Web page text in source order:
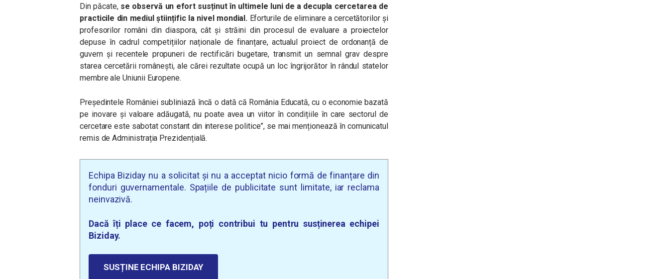
Din păcate, se observă un efort susținut în ultimele luni de a decupla cercetarea de
practicile din mediul științific la nivel mondial. Eforturile de eliminare a cercetătorilor și
profesorilor români din diaspora, cât și străini din procesul de evaluare a proiectelor
depuse în cadrul competițiilor naționale de finanțare, actualul proiect de ordonanță de
guvern și recentele propuneri de rectificări bugetare, transmit un semnal grav despre
starea cercetării românești, ale cărei rezultate ocupă un loc îngrijorător în rândul statelor
membre ale Uniunii Europene.
Președintele României subliniază încă o dată că România Educată, cu o economie bazată
pe inovare și valoare adăugată, nu poate avea un viitor în condițiile în care sectorul de
cercetare este sabotat constant din interese politice”, se mai menționează în comunicatul
remis de Administrația Prezidențială.
Echipa Biziday nu a solicitat și nu a acceptat nicio formă de finanțare din
fonduri guvernamentale. Spațiile de publicitate sunt limitate, iar reclama
neinvazivă.
Dacă îți place ce facem, poți contribui tu pentru susținerea echipei
Biziday.
SUSȚINE ECHIPA BIZIDAY